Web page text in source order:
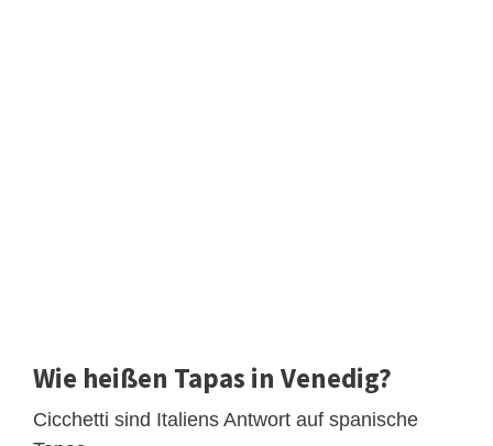
Wie heißen Tapas in Venedig?
Cicchetti sind Italiens Antwort auf spanische